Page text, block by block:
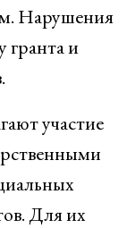
Нарушения
гранта и
участие
Для их